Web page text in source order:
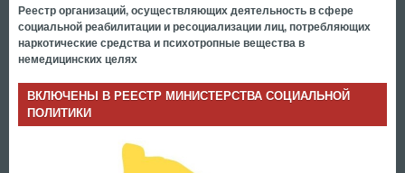
Реестр организаций, осуществляющих деятельность в сфере
социальной реабилитации и ресоциализации лиц, потребляющих
наркотические средства и психотропные вещества в
немедицинских целях
ВКЛЮЧЕНЫ В РЕЕСТР МИНИСТЕРСТВА СОЦИАЛЬНОЙ
ПОЛИТИКИ